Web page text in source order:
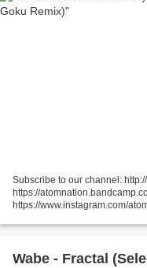
Subscribe to our channel:
https://
https://www.instagram.com/
Wabe - Fractal